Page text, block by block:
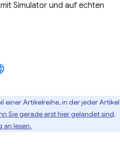
Simulator und auf echten
einer Artikelreihe, in der jeder Artikel
Sie gerade erst hier gelandet sind,
an lesen.